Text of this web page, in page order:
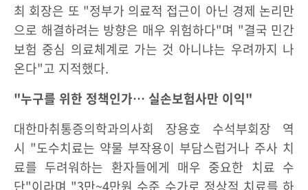
최 회장은 또 "정부가 의료적 접근이 아닌 경제 논리만
으로 해결하려는 방향은 매우 위험하다"며 "결국 민간
보험 중심 의료체계로 가는 것 아니냐는 우려까지 나
온다"고 지적했다.
"누구를 위한 정책인가… 실손보험사만 이익"
대한마취통증의학과의사회 장용호 수석부회장 역
시 "도수치료는 약물 부작용이 부담스럽거나 주사 치
료를 두려워하는 환자들에게 매우 중요한 치료 수
단"이라며 "3만~4만원 수준 수가로 정상적 치료를 하